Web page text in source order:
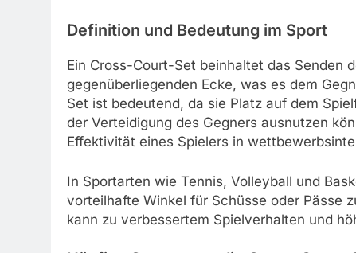
Definition und Bedeutung im Sport
Ein Cross-Court-Set beinhaltet das Senden
gegenüberliegenden Ecke, was es dem
Set ist bedeutend, da sie Platz auf dem
der Verteidigung des Gegners ausnutzen
Effektivität eines Spielers in
In Sportarten wie Tennis, Volleyball und
vorteilhafte Winkel für Schüsse oder Pässe
kann zu verbessertem Spielverhalten und